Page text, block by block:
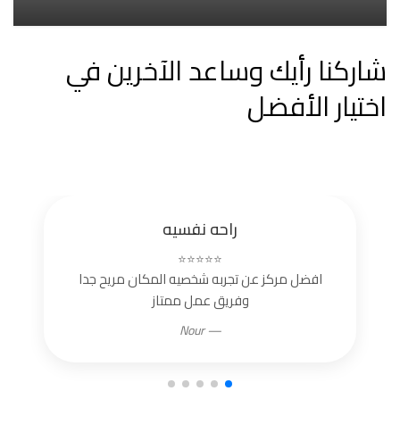
شاركنا رأيك وساعد الآخرين في
اختيار الأفضل
راحه نفسيه
⭐⭐⭐⭐⭐
افضل مركز عن تجربه شخصيه المكان مريح جدا
وفريق عمل ممتاز
— Nour